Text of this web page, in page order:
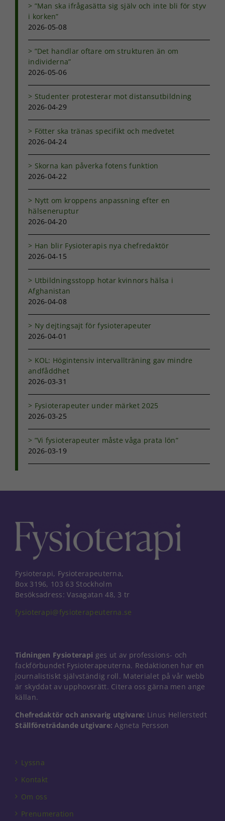
”Man ska ifrågasätta sig själv och inte bli för styv
i korken”
2026-05-08
”Det handlar oftare om strukturen än om
individerna”
2026-05-06
Studenter protesterar mot distansutbildning
2026-04-29
Fötter ska tränas specifikt och medvetet
2026-04-24
Skorna kan påverka fotens funktion
2026-04-22
Nytt om kroppens anpassning efter en
hälseneruptur
2026-04-20
Han blir Fysioterapis nya chefredaktör
2026-04-15
Utbildningsstopp hotar kvinnors hälsa i
Afghanistan
2026-04-08
Ny dejtingsajt för fysioterapeuter
2026-04-01
KOL: Högintensiv intervallträning gav mindre
andfåddhet
2026-03-31
Fysioterapeuter under märket 2025
2026-03-25
”Vi fysioterapeuter måste våga prata lön”
2026-03-19
Fysioterapi, Fysioterapeuterna,
Box 3196, 103 63 Stockholm
Besöksadress: Vasagatan 48, 3 tr
fysioterapi@fysioterapeuterna.se
Tidningen Fysioterapi ges ut av professions- och
fackförbundet Fysioterapeuterna. Redaktionen har en
journalistiskt självständig roll. Materialet på vår webb
är skyddat av upphovsrätt. Citera oss gärna men ange
källan.
Chefredaktör och ansvarig utgivare: Linus Hellerstedt
Ställföreträdande utgivare: Agneta Persson
Lyssna
Kontakt
Om oss
Prenumeration
funktionalitet
hemsidan
Upplevelse
hemsida ska
prestera så
ditt besök.
Om du nekar
funktionalitet
hemsidan.
Genom att dela
surfar ökar du
chansen att få se